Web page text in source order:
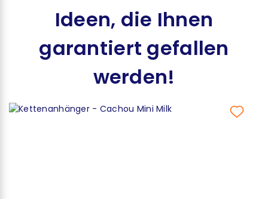
Ideen, die Ihnen
garantiert gefallen
werden!